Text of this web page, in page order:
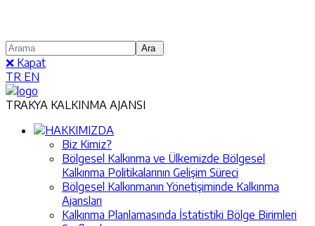
❌ Kapat
TR EN
TRAKYA KALKINMA AJANSI
HAKKIMIZDA
Biz Kimiz?
Bölgesel Kalkınma ve Ülkemizde Bölgesel
Kalkınma Politikalarının Gelişim Süreci
Bölgesel Kalkınmanın Yönetişiminde Kalkınma
Ajansları
Kalkınma Planlamasında İstatistiki Bölge Birimleri